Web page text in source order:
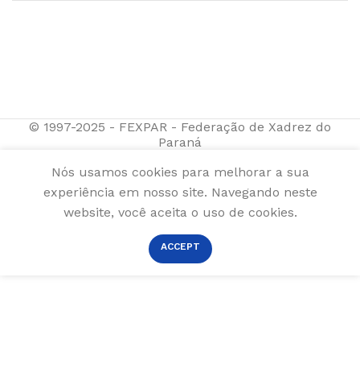
© 1997-2025 - FEXPAR - Federação de Xadrez do
Paraná
Nós usamos cookies para melhorar a sua
experiência em nosso site. Navegando neste
website, você aceita o uso de cookies.
ACCEPT